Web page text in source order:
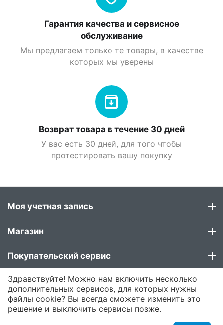
Гарантия качества и сервисное
обслуживание
Мы предлагаем только те товары, в качестве
которых мы уверены
Возврат товара в течение 30 дней
У вас есть 30 дней, для того чтобы
протестировать вашу покупку
Моя учетная запись
Магазин
Покупательский сервис
Контакты
© 2015 - 2026 Roubloff .
Здравствуйте! Можно нам включить несколько
дополнительных сервисов, для которых нужны
файлы cookie? Вы всегда сможете изменить это
решение и выключить сервисы позже.